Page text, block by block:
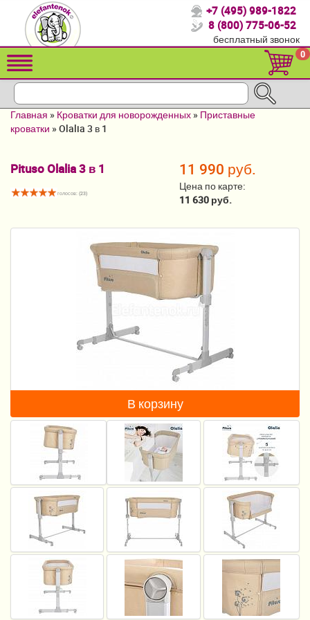
Спасибо, что выбрали нас!
Распродажа!
Детские коляски
Кроватки для новорожденных
Летние товары
Мебель и аксессуары
Постельные принадлежности
Манежи
Безопасность ребенка
Ходунки и прыгунки
Игры и развитие
Принадлежности для выписки
Сумки для мам и детей
Кенгуру и слинги
+7 (495) 989-1822
8 (800) 775-06-52
бесплатный звонок
0
Главная » Кроватки для новорожденных » Приставные
кроватки »Olalia 3 в 1
Pituso Olalia 3 в 1
голосов: (23)
11 990 руб.
Цена по карте:
11 630 руб.
В корзину